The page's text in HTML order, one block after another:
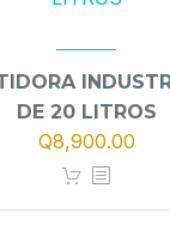
DE 20 LITROS
El
precio
Q8,900.00El